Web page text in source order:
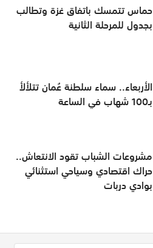
حماس تتمسك باتفاق غزة وتطالب
بجدول للمرحلة الثانية
الأربعاء.. سماء سلطنة عُمان تتلألأ
بـ100 شهاب في الساعة
مشروعات الشباب تقود الانتعاش..
حراك اقتصادي وسياحي استثنائي
بوادي دربات